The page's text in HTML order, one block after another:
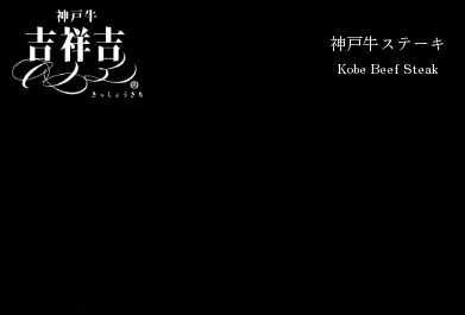
神戸牛ステーキ
Kobe Beef Steak